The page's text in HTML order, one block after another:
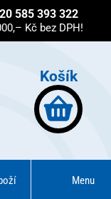
585 393 322
Kč bez DPH!
Košík
Menu